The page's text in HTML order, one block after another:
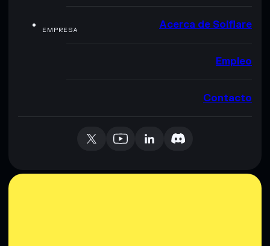
EMPRESA Acerca de Solflare
Empleo
Contacto